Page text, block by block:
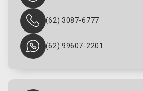
(62) 3087-6777
(62) 99607-2201